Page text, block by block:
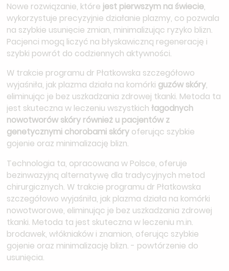
Nowe rozwiązanie, które jest pierwszym na świecie,
wykorzystuje precyzyjnie działanie plazmy, co pozwala
na szybkie usunięcie zmian, minimalizując ryzyko blizn.
Pacjenci mogą liczyć na błyskawiczną regenerację i
szybki powrót do codziennych aktywności.
W trakcie programu dr Płatkowska szczegółowo
wyjaśniła, jak plazma działa na komórki guzów skóry,
eliminując je bez uszkadzania zdrowej tkanki. Metoda ta
jest skuteczna w leczeniu wszystkich łagodnych
nowotworów skóry również u pacjentów z
genetycznymi chorobami skóry oferując szybkie
gojenie oraz minimalizację blizn.
Technologia ta, opracowana w Polsce, oferuje
bezinwazyjną alternatywę dla tradycyjnych metod
chirurgicznych. W trakcie programu dr Płatkowska
szczegółowo wyjaśniła, jak plazma działa na komórki
nowotworowe, eliminując je bez uszkadzania zdrowej
tkanki. Metoda ta jest skuteczna w leczeniu m.in.
brodawek, włókniaków i znamion, oferując szybkie
gojenie oraz minimalizację blizn. - powtórzenie do
usunięcia.